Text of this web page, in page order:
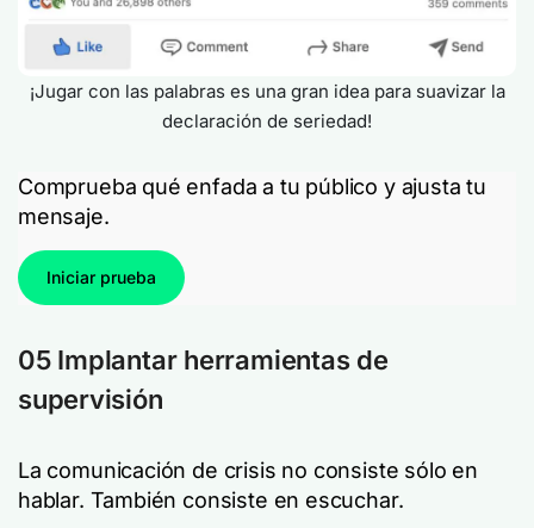
¡Jugar con las palabras es una gran idea para suavizar la
declaración de seriedad!
Comprueba qué enfada a tu público y ajusta tu
mensaje.
Iniciar prueba
05 Implantar herramientas de
supervisión
La comunicación de crisis no consiste sólo en
hablar. También consiste en escuchar.